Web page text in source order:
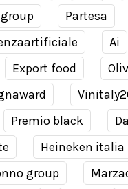
Partesa
Ai
Export food
Premio black
Heineken italia
group